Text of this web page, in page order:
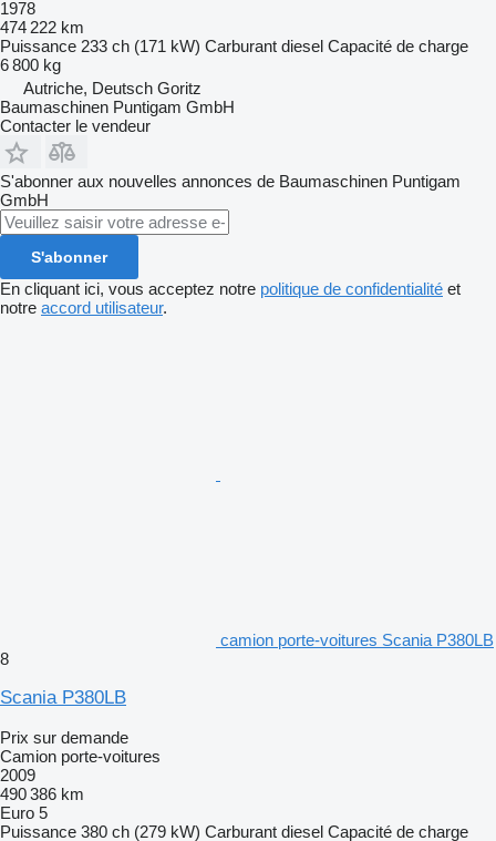
1978
474 222 km
Puissance 233 ch (171 kW) Carburant diesel Capacité de charge
6 800 kg
Autriche, Deutsch Goritz
Baumaschinen Puntigam GmbH
Contacter le vendeur
S'abonner aux nouvelles annonces de Baumaschinen Puntigam
GmbH
S'abonner
En cliquant ici, vous acceptez notre politique de confidentialité et
notre accord utilisateur.
camion porte-voitures Scania P380LB
8
Scania P380LB
Prix sur demande
Camion porte-voitures
2009
490 386 km
Euro 5
Puissance 380 ch (279 kW) Carburant diesel Capacité de charge